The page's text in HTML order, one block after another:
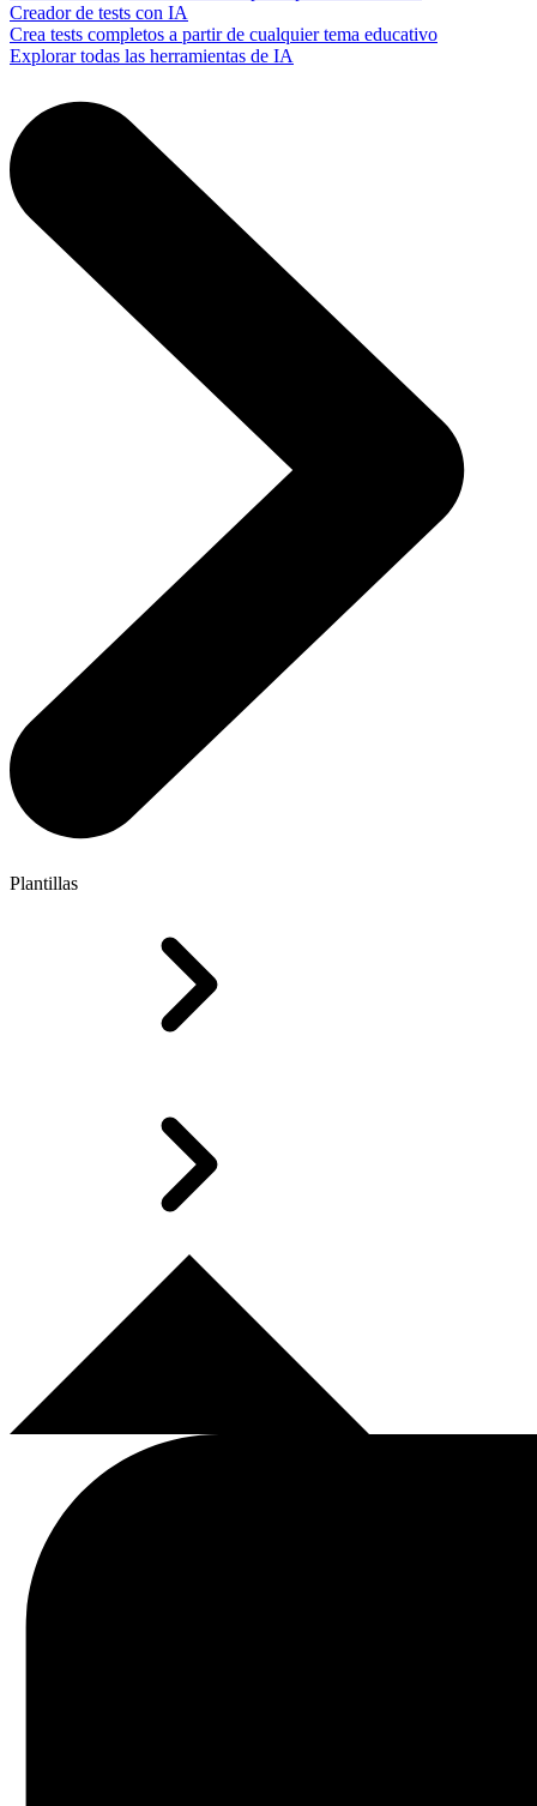
Creador de tests con IA
Crea tests completos a partir de cualquier tema educativo
Explorar todas las herramientas de IA
Plantillas